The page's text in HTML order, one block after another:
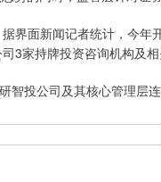
面新闻记者统计，今年
3家持牌投资咨询机构及
投公司及其核心管理层